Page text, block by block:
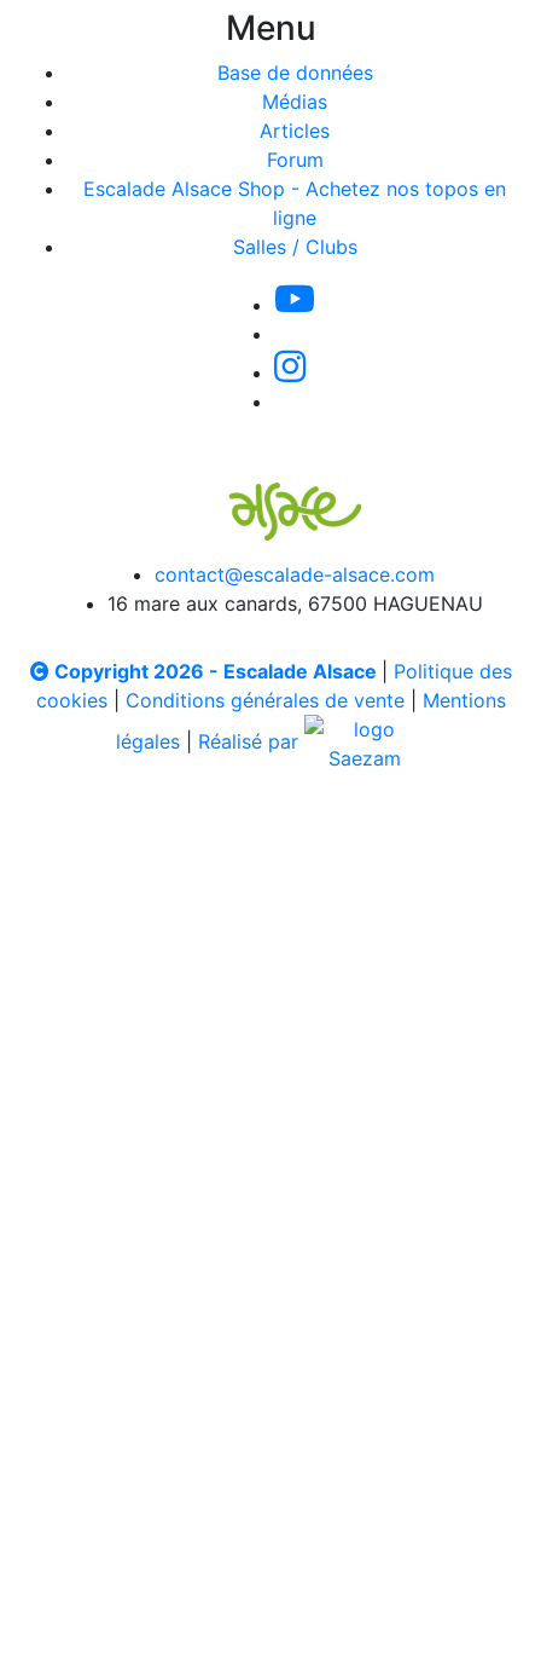
Menu
Base de données
Médias
Articles
Forum
Escalade Alsace Shop - Achetez nos topos en
ligne
Salles / Clubs
contact@escalade-alsace.com
16 mare aux canards, 67500 HAGUENAU
Copyright 2026 - Escalade Alsace
Politique des
cookies| Conditions générales de vente| Mentions
légales
Réalisé par